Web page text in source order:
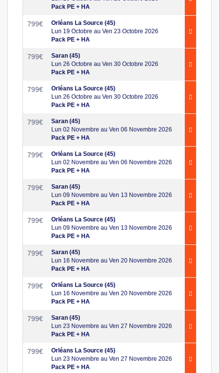
Pack PE + HA
799€
Orléans La Source (45)
Lun 19 Octobre au Ven 23 Octobre 2026
Pack PE + HA
799€
Saran (45)
Lun 26 Octobre au Ven 30 Octobre 2026
Pack PE + HA
799€
Orléans La Source (45)
Lun 26 Octobre au Ven 30 Octobre 2026
Pack PE + HA
799€
Saran (45)
Lun 02 Novembre au Ven 06 Novembre 2026
Pack PE + HA
799€
Orléans La Source (45)
Lun 02 Novembre au Ven 06 Novembre 2026
Pack PE + HA
799€
Saran (45)
Lun 09 Novembre au Ven 13 Novembre 2026
Pack PE + HA
799€
Orléans La Source (45)
Lun 09 Novembre au Ven 13 Novembre 2026
Pack PE + HA
799€
Saran (45)
Lun 16 Novembre au Ven 20 Novembre 2026
Pack PE + HA
799€
Orléans La Source (45)
Lun 16 Novembre au Ven 20 Novembre 2026
Pack PE + HA
799€
Saran (45)
Lun 23 Novembre au Ven 27 Novembre 2026
Pack PE + HA
799€
Orléans La Source (45)
Lun 23 Novembre au Ven 27 Novembre 2026
Pack PE + HA